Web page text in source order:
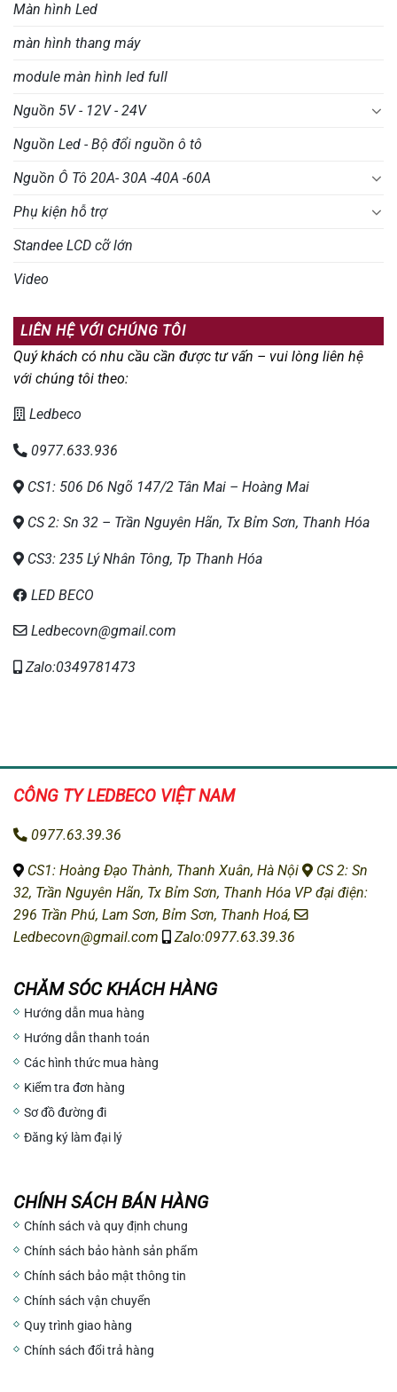
Màn hình Led
màn hình thang máy
module màn hình led full
Nguồn 5V - 12V - 24V
Nguồn Led - Bộ đổi nguồn ô tô
Nguồn Ô Tô 20A- 30A -40A -60A
Phụ kiện hỗ trợ
Standee LCD cỡ lớn
Video
LIÊN HỆ VỚI CHÚNG TÔI
Quý khách có nhu cầu cần được tư vấn – vui lòng liên hệ
với chúng tôi theo:
Ledbeco
0977.633.936
CS1: 506 D6 Ngõ 147/2 Tân Mai – Hoàng Mai
CS 2: Sn 32 – Trần Nguyên Hãn, Tx Bỉm Sơn, Thanh Hóa
CS3: 235 Lý Nhân Tông, Tp Thanh Hóa
LED BECO
Ledbecovn@gmail.com
Zalo:0349781473
CÔNG TY LEDBECO VIỆT NAM
0977.63.39.36
CS1: Hoàng Đạo Thành, Thanh Xuân, Hà Nội
CS 2: Sn
32, Trần Nguyên Hãn, Tx Bỉm Sơn, Thanh Hóa VP đại điện:
296 Trần Phú, Lam Sơn, Bỉm Sơn, Thanh Hoá,
Ledbecovn@gmail.com
Zalo:0977.63.39.36
CHĂM SÓC KHÁCH HÀNG
Hướng dẫn mua hàng
Hướng dẫn thanh toán
Các hình thức mua hàng
Kiểm tra đơn hàng
Sơ đồ đường đi
Đăng ký làm đại lý
CHÍNH SÁCH BÁN HÀNG
Chính sách và quy định chung
Chính sách bảo hành sản phẩm
Chính sách bảo mật thông tin
Chính sách vận chuyển
Quy trình giao hàng
Chính sách đổi trả hàng